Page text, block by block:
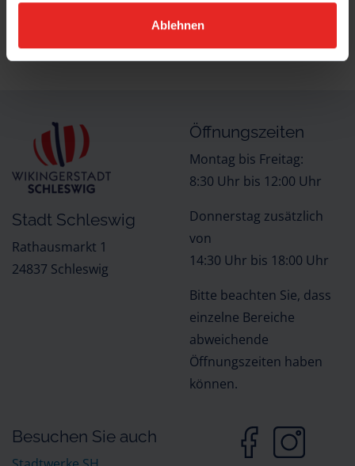
Ablehnen
Stadt Schleswig
Rathausmarkt 1
24837 Schleswig
Öffnungszeiten
Montag bis Freitag:
8:30 Uhr bis 12:00 Uhr
Donnerstag zusätzlich
von
14:30 Uhr bis 18:00 Uhr
Bitte beachten Sie, dass
einzelne Bereiche
abweichende
Öffnungszeiten haben
können.
Besuchen Sie auch